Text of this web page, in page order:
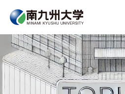
大学案内
学生生活